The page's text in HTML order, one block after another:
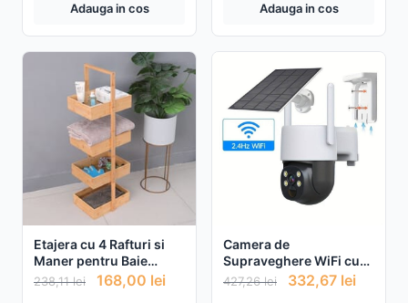
Adauga in cos Adauga in cos
Etajera cu 4 Rafturi si
Maner pentru Baie
32x24x98cm
238,11lei 168,00 lei
Camera de
Supraveghere WiFi cu
panou Solar, 4MP +
Card de memorie 32gb
427,26lei 332,67 lei